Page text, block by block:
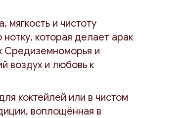
мягкость и чистоту
которая делает арак
Средиземноморья и
воздух и любовь к
коктейлей или в чистом
воплощённая в